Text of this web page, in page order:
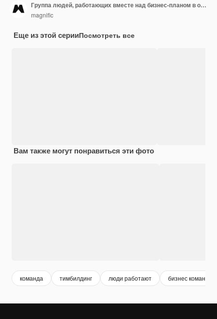
Группа людей, работающих вместе над бизнес-планом в офисе
magnific
Еще из этой серииПосмотреть все
Вам также могут понравиться эти фото
команда тимбилдинг люди работают бизнес команда